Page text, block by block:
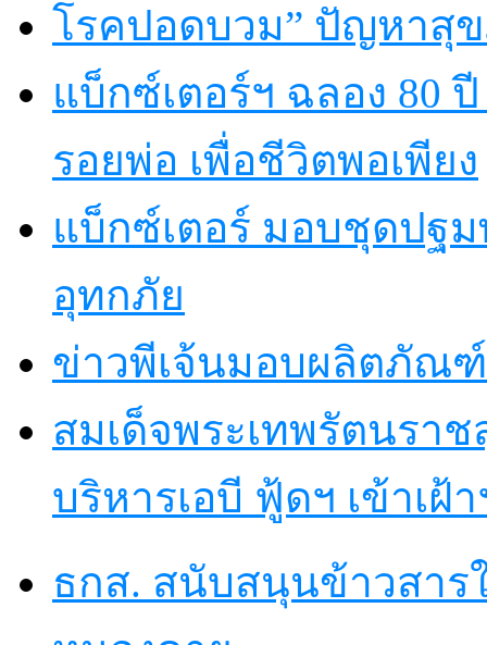
โรคปอดบวม” ปัญหาสุ
แบ็กซ์เตอร์ฯ ฉลอง 80
รอยพ่อ เพื่อชีวิตพอเพียง
แบ็กซ์เตอร์ มอบชุดปฐ
อุทกภัย
ข่าวพีเจ้นมอบผลิตภัณ
สมเด็จพระเทพรัตนรา
บริหารเอบี ฟู้ดฯ เข้าเฝ้
ธกส. สนับสนุนข้าวสาร